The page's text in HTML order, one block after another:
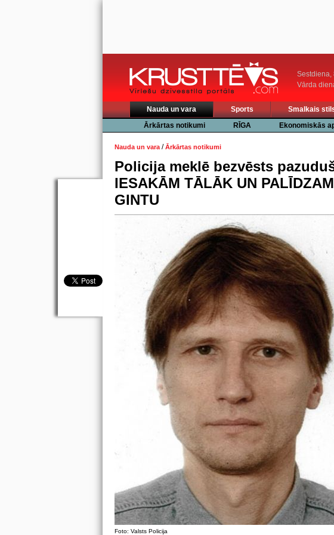
Sestdiena,
Vārda
Nauda un vara Sports Smalkais
Ārkārtas notikumi
RĪGA Ekonomiskās
Nauda un vara/Ārkārtas notikumi
Policija meklē bezvēsts
IESAKĀM TĀLĀK UN
GINTU
Foto: Valsts Policija